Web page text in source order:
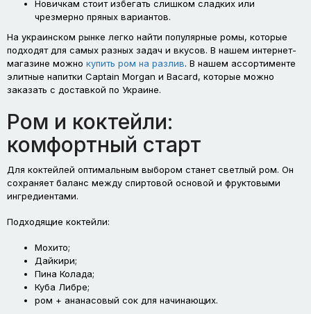
Новичкам стоит избегать слишком сладких или
чрезмерно пряных вариантов.
На украинском рынке легко найти популярные ромы, которые
подходят для самых разных задач и вкусов. В нашем интернет-
магазине можно купить ром на разлив. В нашем ассортименте
элитные напитки Captain Morgan и Bacard, которые можно
заказать с доставкой по Украине.
Ром и коктейли:
комфортный старт
Для коктейлей оптимальным выбором станет светлый ром. Он
сохраняет баланс между спиртовой основой и фруктовыми
ингредиентами.
Подходящие коктейли:
Мохито;
Дайкири;
Пина Колада;
Куба Либре;
ром + ананасовый сок для начинающих.